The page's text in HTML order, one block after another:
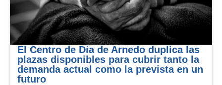
El Centro de Día de Arnedo duplica las
plazas disponibles para cubrir tanto la
demanda actual como la prevista en un
futuro